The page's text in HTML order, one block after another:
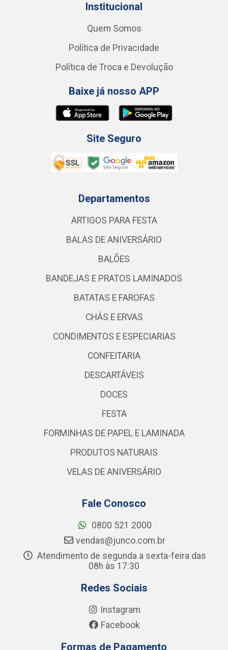
Institucional
Quem Somos
Política de Privacidade
Política de Troca e Devolução
Baixe já nosso APP
Site Seguro
Departamentos
ARTIGOS PARA FESTA
BALAS DE ANIVERSÁRIO
BALÕES
BANDEJAS E PRATOS LAMINADOS
BATATAS E FAROFAS
CHÁS E ERVAS
CONDIMENTOS E ESPECIARIAS
CONFEITARIA
DESCARTÁVEIS
DOCES
FESTA
FORMINHAS DE PAPEL E LAMINADA
PRODUTOS NATURAIS
VELAS DE ANIVERSÁRIO
Fale Conosco
0800 521 2000
vendas@junco.com.br
Atendimento de segunda a sexta-feira das
08h às 17:30
Redes Sociais
Instagram
Facebook
Formas de Pagamento